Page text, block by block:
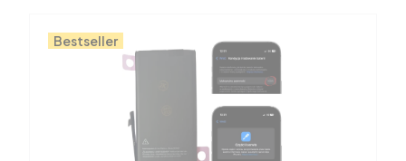
Bestseller